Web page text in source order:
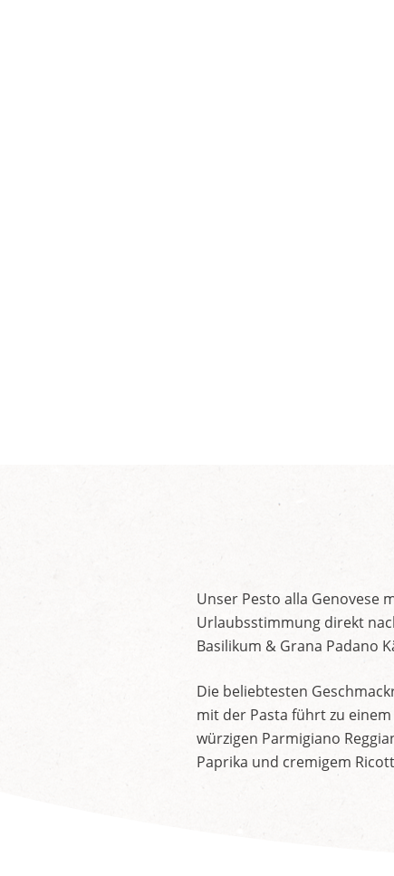
Unser Pesto alla Genovese
Urlaubsstimmung direkt
Basilikum & Grana Padano
Die beliebtesten
mit der Pasta führt zu
würzigen Parmigiano
Paprika und cremigem